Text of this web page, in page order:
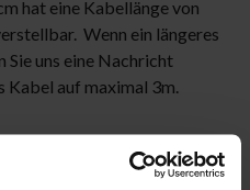
hat eine Kabellänge von
Wenn ein längeres
Sie uns eine Nachricht
Kabel auf maximal 3m.